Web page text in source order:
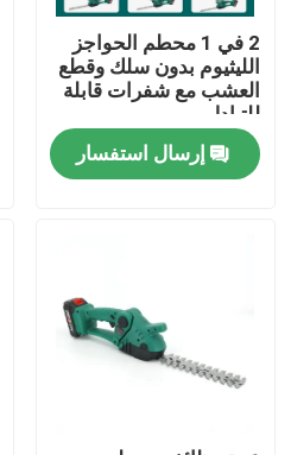
المنزل
حولنا
عرض المصنع
2 في 1 محطم الحواجز
الليثيوم بدون سلك وقطع
العشب مع شفرات قابلة
للتبادل
إرسال استفسار